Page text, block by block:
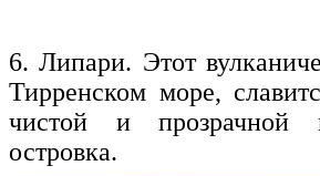
6. Липари. Этот
Тирренском море,
чистой и прозрачной
островка.